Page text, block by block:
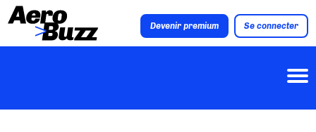
Devenir premium Se connecter